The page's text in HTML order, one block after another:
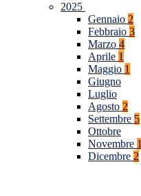
2025
Gennaio 2
Febbraio 3
Marzo 4
Aprile 1
Maggio 1
Giugno
Luglio
Agosto 2
Settembre 5
Ottobre
Novembre 1
Dicembre 2